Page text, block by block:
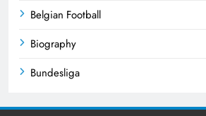
Belgian Football
Biography
Bundesliga